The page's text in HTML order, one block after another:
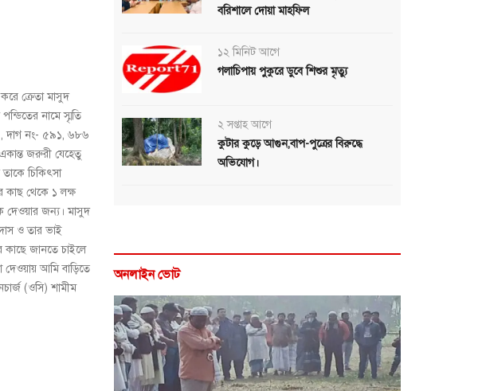
করে ক্রেতা মাসুদ
নামে স্মৃতি
দাগ নং- ৫৯১, ৬৮৬
জরুরী যেহেতু
চিকিৎসা
কাছ থেকে ১ লক্ষ
দেওয়ার জন্য। মাসুদ
ও তার ভাই
কাছে জানতে চাইলে
আমি বাড়িতে
(ওসি) শামীম
বরিশালে দোয়া মাহফিল
১২ মিনিট আগে
গলাচিপায় পুকুরে ডুবে শিশুর মৃত্যু
২ সপ্তাহ আগে
কুটার কুড়ে আগুন,বাপ-পুত্রের বিরুদ্ধে
অভিযোগ।
অনলাইন ভোট